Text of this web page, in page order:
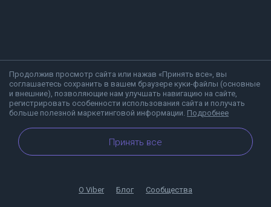
Продолжив просмотр сайта или нажав «Принять все», вы
соглашаетесь сохранить в вашем браузере куки-файлы (основные
и внешние), позволяющие нам улучшать навигацию на сайте,
регистрировать особенности использования сайта и получать
больше полезной маркетинговой информации. Подробнее
Принять все
О Viber Блог Сообщества